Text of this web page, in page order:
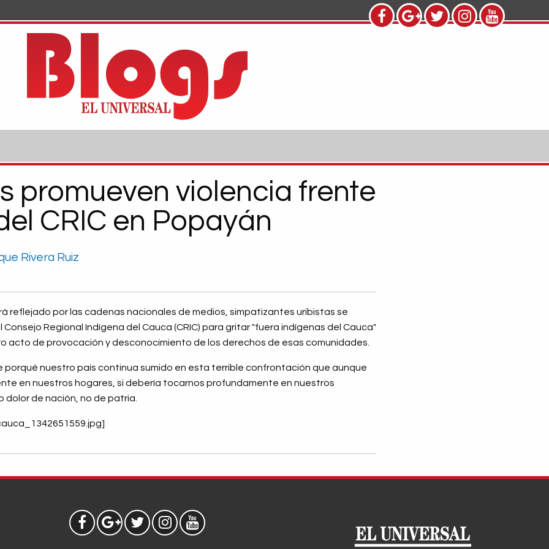
promueven violencia frente
CRIC en Popayán
Rivera Ruiz
reflejado por las cadenas nacionales de medios, simpatizantes uribistas se
Regional Indígena del Cauca (CRIC) para gritar "fuera indígenas del Cauca"
acto de provocación y desconocimiento de los derechos de esas comunidades.
porqué nuestro país continua sumido en esta terrible confrontación que aunque
en nuestros hogares, si debería tocarnos profundamente en nuestros
dolor de nación, no de patria.